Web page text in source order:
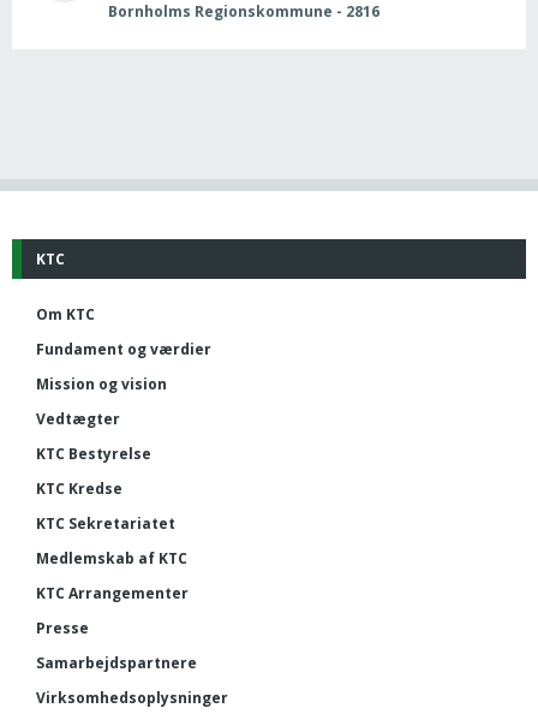
Bornholms Regionskommune - 2816
KTC
Om KTC
Fundament og værdier
Mission og vision
Vedtægter
KTC Bestyrelse
KTC Kredse
KTC Sekretariatet
Medlemskab af KTC
KTC Arrangementer
Presse
Samarbejdspartnere
Virksomhedsoplysninger